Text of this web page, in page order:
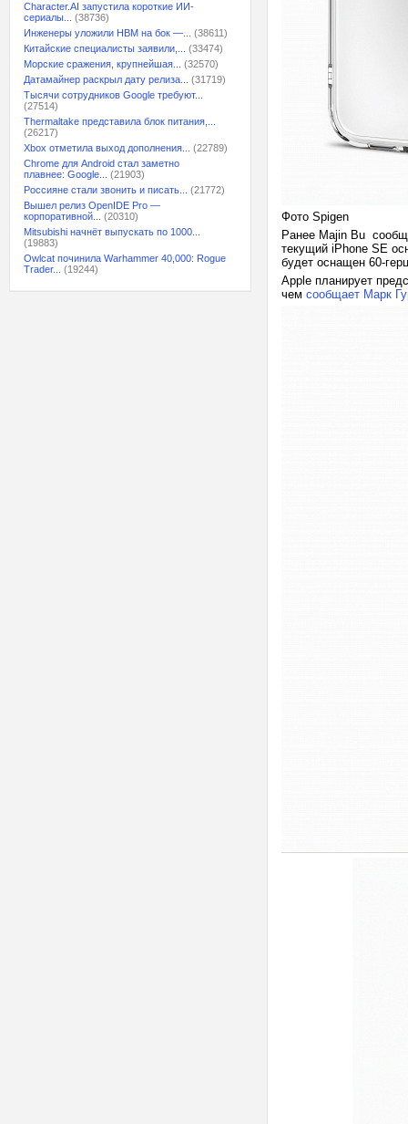
Character.AI запустила короткие ИИ-
сериалы...
(38736)
Инженеры уложили HBM на бок —...
(38611)
Китайские специалисты заявили,...
(33474)
Морские сражения, крупнейшая...
(32570)
Датамайнер раскрыл дату релиза...
(31719)
Тысячи сотрудников Google требуют...
(27514)
Thermaltake представила блок питания,...
(26217)
Xbox отметила выход дополнения...
(22789)
Chrome для Android стал заметно
плавнее: Google...
(21903)
Россияне стали звонить и писать...
(21772)
Вышел релиз OpenIDE Pro —
корпоративной...
(20310)
Mitsubishi начнёт выпускать по 1000...
(19883)
Owlcat починила Warhammer 40,000: Rogue
Trader...
(19244)
Фото Spigen
Ранее Majin Bu
текущий iPhone SE
будет оснащен 60-
Apple планирует
чем сообщает Марк